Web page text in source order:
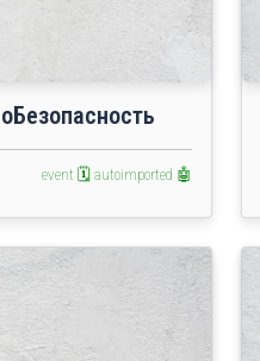
event 🗓️ autoimported 🤖